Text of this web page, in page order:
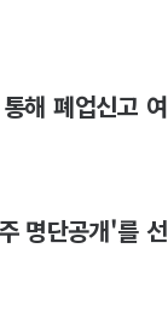
해 폐업신고 여
명단공개'를 선